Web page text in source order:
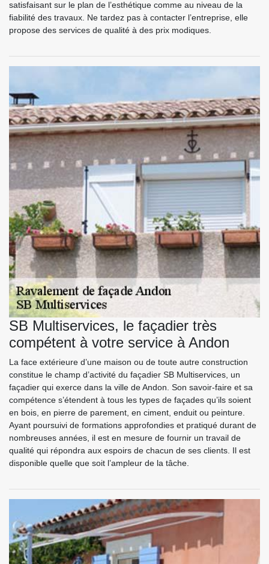
satisfaisant sur le plan de l’esthétique comme au niveau de la
fiabilité des travaux. Ne tardez pas à contacter l’entreprise, elle
propose des services de qualité à des prix modiques.
SB Multiservices, le façadier très
compétent à votre service à Andon
La face extérieure d’une maison ou de toute autre construction
constitue le champ d’activité du façadier SB Multiservices, un
façadier qui exerce dans la ville de Andon. Son savoir-faire et sa
compétence s’étendent à tous les types de façades qu’ils soient
en bois, en pierre de parement, en ciment, enduit ou peinture.
Ayant poursuivi de formations approfondies et pratiqué durant de
nombreuses années, il est en mesure de fournir un travail de
qualité qui répondra aux espoirs de chacun de ses clients. Il est
disponible quelle que soit l’ampleur de la tâche.